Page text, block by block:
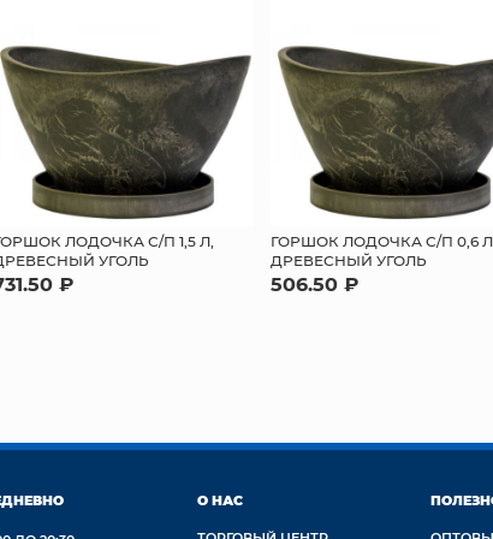
ЛОДОЧКА С/П 1,5 Л,
УГОЛЬ
₽
ГОРШОК ЛОДОЧКА С/П 0,6
ДРЕВЕСНЫЙ УГОЛЬ
506.50 ₽
О НАС